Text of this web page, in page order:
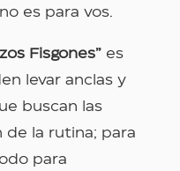
es para vos.
Fisgones” es
levar anclas y
buscan las
de la rutina; para
para